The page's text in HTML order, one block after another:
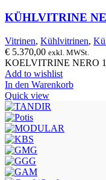
KÜHLVITRINE
Vitrinen, Kühlvitrinen,
€ 5.370,00 exkl. MWSt.
KOELVITRINE NERO
Add to wishlist
In den Warenkorb
Quick view